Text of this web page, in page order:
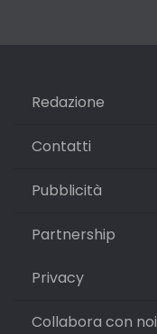
Redazione
Contatti
Pubblicità
Partnership
Privacy
Collabora con noi